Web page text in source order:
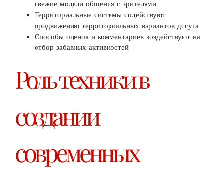
свежие модели общения с зрителями
Территориальные системы содействуют
продвижению территориальных вариантов досуга
Способы оценок и комментариев воздействуют на
отбор забавных активностей
Роль техники в
создании
современных